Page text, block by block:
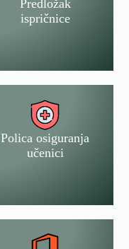
Predložak
ispričnice
Polica osiguranja
učenici